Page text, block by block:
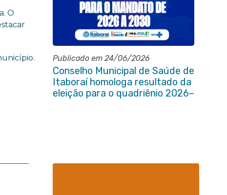
O
Publicado em 24/06/2026
Conselho Municipal de Saúde de
Itaboraí homologa resultado da
eleição para o quadriênio 2026–